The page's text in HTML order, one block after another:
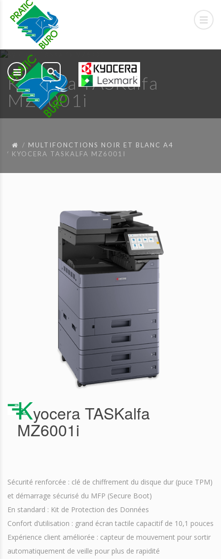
Kyocera TASKalfa
MZ6001i
MULTIFONCTIONS NOIR ET BLANC A4
KYOCERA TASKALFA MZ6001I
KYocera TASKalfa
MZ6001i
Sécurité renforcée : clé de chiffrement du disque dur (puce TPM)
et démarrage sécurisé du MFP (Secure Boot)
En standard : Kit de Protection des Données
Confort d’utilisation : grand écran tactile capacitif de 10,1 pouces
Expérience client améliorée : capteur de mouvement pour sortir
automatiquement de veille pour plus de rapidité